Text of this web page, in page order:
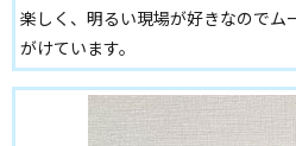
楽しく、明るい現場が好きなのでム
がけています。